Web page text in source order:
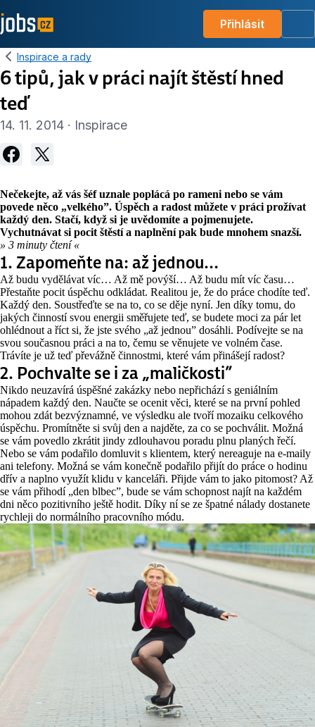
Přihlásit
Inspirace a rady
6 tipů, jak v práci najít štěstí hned
teď
14. 11. 2014 · Inspirace
Nečekejte, až vás šéf uznale poplácá po rameni nebo se vám
povede něco „velkého”. Úspěch a radost můžete v práci prožívat
každý den. Stačí, když si je uvědomíte a pojmenujete.
Vychutnávat si pocit štěstí a naplnění pak bude mnohem snazší.
» 3 minuty čtení «
1. Zapomeňte na: až jednou…
Až budu vydělávat víc… Až mě povýší… Až budu mít víc času…
Přestaňte pocit úspěchu odkládat. Realitou je, že do práce chodíte teď.
Každý den. Soustřeďte se na to, co se děje nyní. Jen díky tomu, do
jakých činností svou energii směřujete teď, se budete moci za pár let
ohlédnout a říct si, že jste svého „až jednou” dosáhli. Podívejte se na
svou současnou práci a na to, čemu se věnujete ve volném čase.
Trávíte je už teď převážně činnostmi, které vám přinášejí radost?
2. Pochvalte se i za „maličkosti”
Nikdo neuzavírá úspěšné zakázky nebo nepřichází s geniálním
nápadem každý den. Naučte se ocenit věci, které se na první pohled
mohou zdát bezvýznamné, ve výsledku ale tvoří mozaiku celkového
úspěchu. Promítněte si svůj den a najděte, za co se pochválit. Možná
se vám povedlo zkrátit jindy zdlouhavou poradu plnu planých řečí.
Nebo se vám podařilo domluvit s klientem, který nereaguje na e-maily
ani telefony. Možná se vám konečně podařilo přijít do práce o hodinu
dřív a naplno využít klidu v kanceláři. Přijde vám to jako pitomost? Až
se vám přihodí „den blbec”, bude se vám schopnost najít na každém
dni něco pozitivního ještě hodit. Díky ní se ze špatné nálady dostanete
rychleji do normálního pracovního módu.